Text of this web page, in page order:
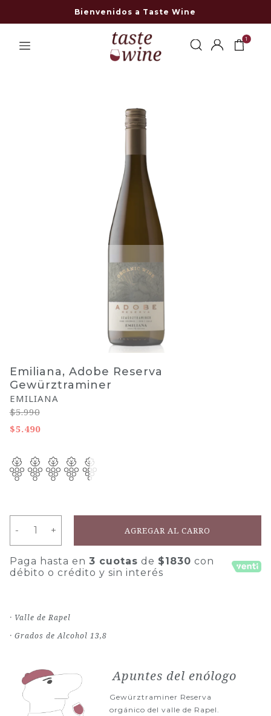
Bienvenidos a Taste Wine
1
Emiliana, Adobe Reserva
Gewürztraminer
EMILIANA
$5.990
$5.490
+
- +
- AGREGAR AL CARRO
Paga hasta en 3 cuotas de $1830 con
débito o crédito y sin interés
· Valle de Rapel
· Grados de Alcohol 13,8
Apuntes del enólogo
Gewürztraminer Reserva
orgánico del valle de Rapel.